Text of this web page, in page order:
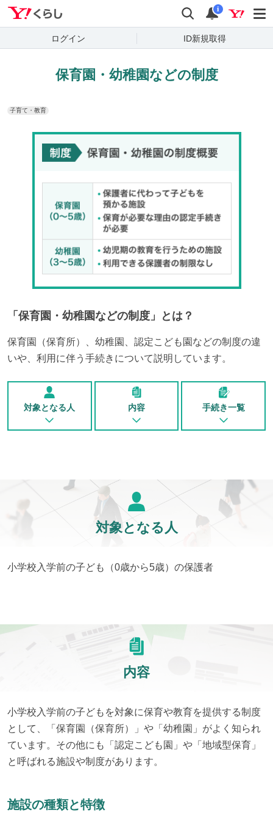
検索 通知
i
ログイン ID新規取得
保育園・幼稚園などの制度
子育て・教育
「 保育園・幼稚園などの制度 」とは？
保育園（保育所）、幼稚園、認定こども園などの制度の違
いや、利用に伴う手続きについて説明しています。
対象となる人 内容 手続き一覧
対象となる人
小学校入学前の子ども（0歳から5歳）の保護者
内容
小学校入学前の子どもを対象に保育や教育を提供する制度
として、「保育園（保育所）」や「幼稚園」がよく知られ
ています。その他にも「認定こども園」や「地域型保育」
と呼ばれる施設や制度があります。
施設の種類と特徴